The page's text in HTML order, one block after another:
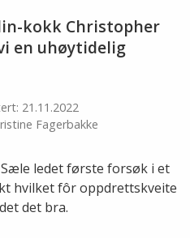
kokk Christopher
en uhøytidelig
21.11.2022
Fagerbakke
ledet første forsøk i et
hvilket fôr oppdrettskveite
det bra.